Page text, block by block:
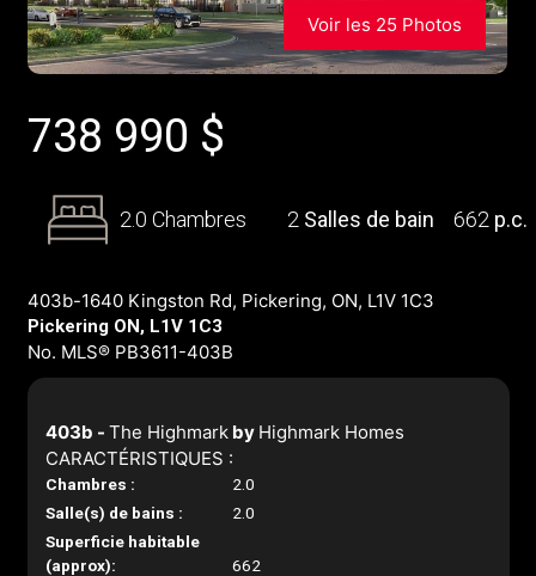
Voir les 25 Photos
738 990 $
2.0 Chambres 2 Salles de bain 662 p.c.
403b-1640 Kingston Rd, Pickering, ON, L1V 1C3
Pickering ON, L1V 1C3
No. MLS® PB3611-403B
403b - The Highmarkby Highmark Homes
CARACTÉRISTIQUES :
Chambres :
2.0
Salle(s) de bains :
2.0
Superficie habitable
(approx):
662